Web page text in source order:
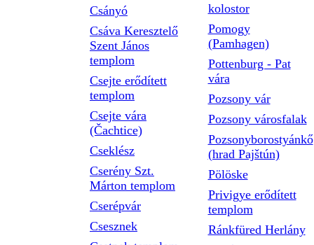
Csányó
Csáva Keresztelő
Szent János
templom
Csejte erődített
templom
Csejte vára
(Čachtice)
Cseklész
Cserény Szt.
Márton templom
Cserépvár
Csesznek
kolostor
Pomogy
(Pamhagen)
Pottenburg - Pat
vára
Pozsony vár
Pozsony városfalak
Pozsonyborostyánkő
(hrad Pajštún)
Pölöske
Privigye erődített
templom
Ránkfüred Herlány